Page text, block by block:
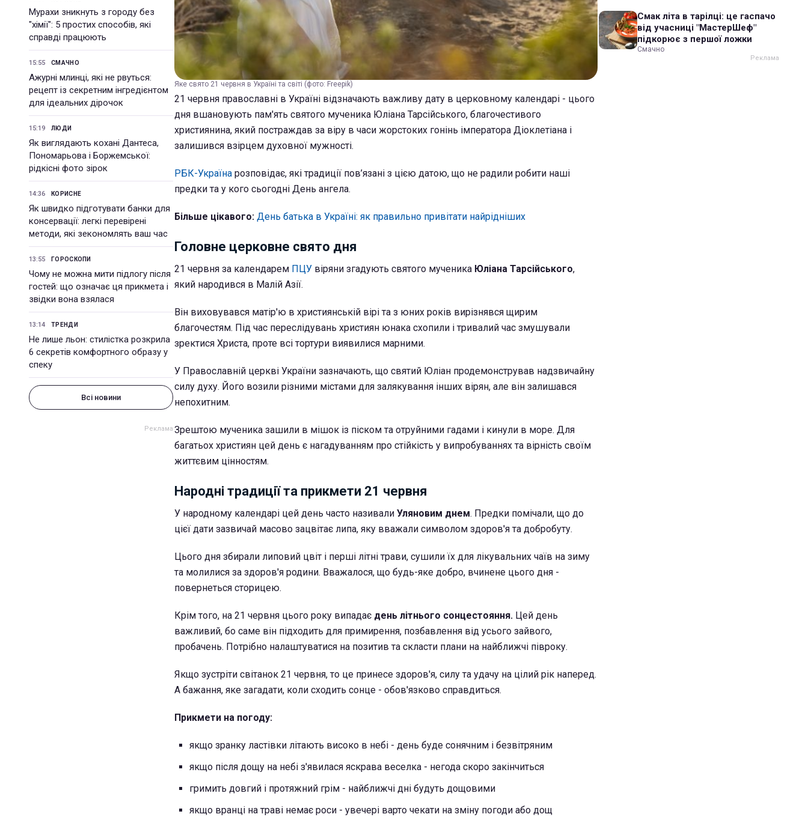
Мурахи зникнуть з городу без
"хімії": 5 простих способів, які
справді працюють
15:55 СМАЧНО
Ажурні млинці, які не рвуться:
рецепт із секретним інгредієнтом
для ідеальних дірочок
15:19 ЛЮДИ
Як виглядають кохані Дантеса,
Пономарьова і Боржемської:
рідкісні фото зірок
14:36 КОРИСНЕ
Як швидко підготувати банки для
консервації: легкі перевірені
методи, які зекономлять ваш час
13:55 ГОРОСКОПИ
Чому не можна мити підлогу після
гостей: що означає ця прикмета і
звідки вона взялася
13:14 ТРЕНДИ
Не лише льон: стилістка розкрила
6 секретів комфортного образу у
спеку
Всі новини
Яке свято 21 червня в Україні та світі (фото: Freepik)
21 червня православні в Україні відзначають важливу дату в церковному календарі - цього
дня вшановують пам'ять святого мученика Юліана Тарсійського, благочестивого
християнина, який постраждав за віру в часи жорстоких гонінь імператора Діоклетіана і
залишився взірцем духовної мужності.
РБК-Україна розповідає, які традиції пов’язані з цією датою, що не радили робити наші
предки та у кого сьогодні День ангела.
Більше цікавого: День батька в Україні: як правильно привітати найрідніших
Головне церковне свято дня
21 червня за календарем ПЦУ віряни згадують святого мученика Юліана Тарсійського,
який народився в Малій Азії.
Він виховувався матір'ю в християнській вірі та з юних років вирізнявся щирим
благочестям. Під час переслідувань християн юнака схопили і тривалий час змушували
зректися Христа, проте всі тортури виявилися марними.
У Православній церкві України зазначають, що святий Юліан продемонстрував надзвичайну
силу духу. Його возили різними містами для залякування інших вірян, але він залишався
непохитним.
Зрештою мученика зашили в мішок із піском та отруйними гадами і кинули в море. Для
багатьох християн цей день є нагадуванням про стійкість у випробуваннях та вірність своїм
життєвим цінностям.
Народні традиції та прикмети 21 червня
У народному календарі цей день часто називали Уляновим днем. Предки помічали, що до
цієї дати зазвичай масово зацвітає липа, яку вважали символом здоров'я та добробуту.
Цього дня збирали липовий цвіт і перші літні трави, сушили їх для лікувальних чаїв на зиму
та молилися за здоров'я родини. Вважалося, що будь-яке добро, вчинене цього дня -
повернеться сторицею.
Крім того, на 21 червня цього року випадає день літнього сонцестояння. Цей день
важливий, бо саме він підходить для примирення, позбавлення від усього зайвого,
пробачень. Потрібно налаштуватися на позитив та скласти плани на найближчі півроку.
Якщо зустріти світанок 21 червня, то це принесе здоров'я, силу та удачу на цілий рік наперед.
А бажання, яке загадати, коли сходить сонце - обов'язково справдиться.
Прикмети на погоду:
якщо зранку ластівки літають високо в небі - день буде сонячним і безвітряним
якщо після дощу на небі з'явилася яскрава веселка - негода скоро закінчиться
гримить довгий і протяжний грім - найближчі дні будуть дощовими
якщо вранці на траві немає роси - увечері варто чекати на зміну погоди або дощ
Смак літа в тарілці: це гаспачо
від учасниці "МастерШеф"
підкорює з першої ложки
Смачно